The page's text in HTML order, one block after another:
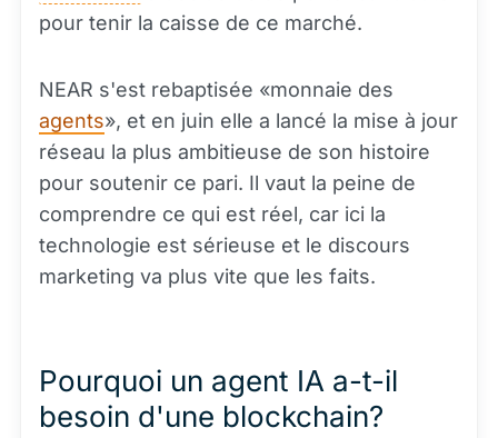
pour tenir la caisse de ce marché.
NEAR s'est rebaptisée «monnaie des
agents», et en juin elle a lancé la mise à jour
réseau la plus ambitieuse de son histoire
pour soutenir ce pari. Il vaut la peine de
comprendre ce qui est réel, car ici la
technologie est sérieuse et le discours
marketing va plus vite que les faits.
Pourquoi un agent IA a-t-il
besoin d'une blockchain?